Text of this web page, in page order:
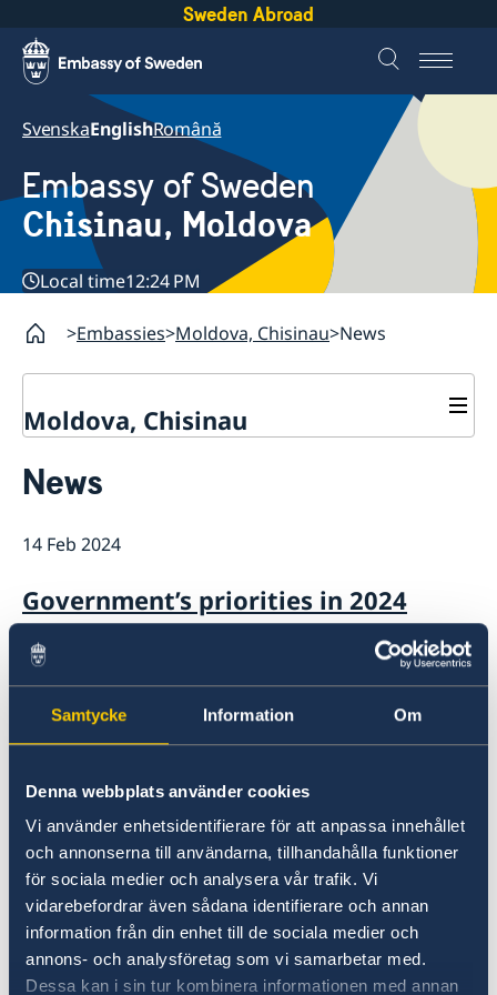
Samtycke Information Om
Denna webbplats använder cookies
Vi använder enhetsidentifierare för att anpassa innehållet
och annonserna till användarna, tillhandahålla funktioner
för sociala medier och analysera vår trafik. Vi
vidarebefordrar även sådana identifierare och annan
information från din enhet till de sociala medier och
annons- och analysföretag som vi samarbetar med.
Dessa kan i sin tur kombinera informationen med annan
Sweden Abroad
SvenskaEnglishRomână
Embassy of Sweden
Chisinau, Moldova
Local time12:24 PM
Embassies Moldova, Chisinau News
Moldova, Chisinau
About us
News
Ambassador Katarina Fried’s message on 8 March,
International Women’s Day
Development Cooperation
News
14 Feb 2024
Government’s priorities in 2024
Statement of Foreign Policy
07 Feb 2024
Key results achieved in 2023 by CSOs
supported by Sweden in Moldova
28 Dec 2023
Closed 1 January
15 Nov 2023